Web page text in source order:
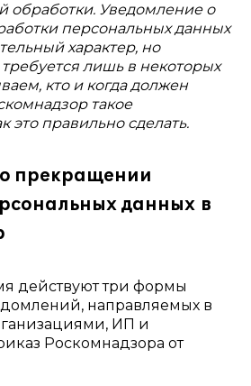
обработки. Уведомление о
персональных данных
характер, но
требуется лишь в некоторых
кто и когда должен
такое
это правильно сделать.
прекращении
данных в
действуют три формы
направляемых в
ИП и
Роскомнадзора от